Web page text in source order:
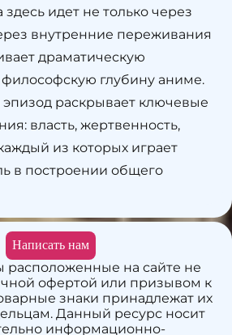
идет не только через
внутренние переживания
драматическую
глубину аниме.
раскрывает ключевые
власть, жертвенность,
из которых играет
в построении общего
расположенные на сайте не
офертой или призывом к
знаки принадлежат их
Данный ресурс носит
информационно-
Написать нам